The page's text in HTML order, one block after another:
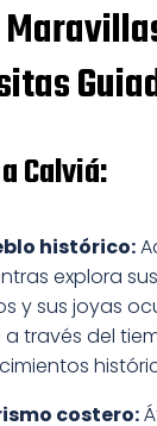
Calviá:
histórico:
explora
y sus joyas
a través del
costero: